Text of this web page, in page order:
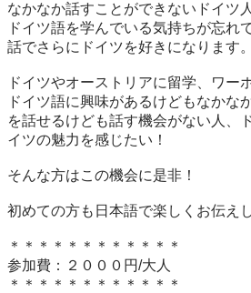
なかなか話すことができないドイツ
ドイツ語を学んでいる気持ちが忘れ
話でさらにドイツを好きになります。
ドイツやオーストリアに留学、ワー
ドイツ語に興味があるけどもなかな
を話せるけども話す機会がない人、
イツの魅力を感じたい！
そんな方はこの機会に是非！
初めての方も日本語で楽しくお伝え
＊＊＊＊＊＊＊＊＊＊＊＊
参加費：２０００円/大人
＊＊＊＊＊＊＊＊＊＊＊＊